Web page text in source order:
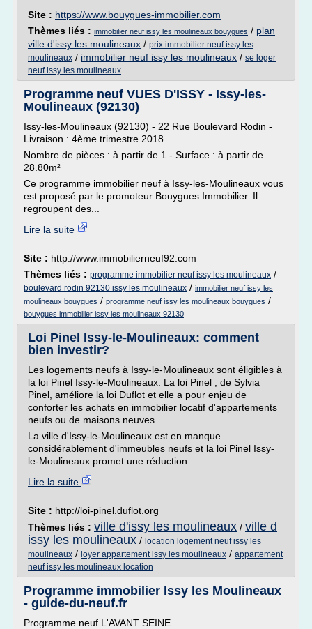
Site : https://www.bouygues-immobilier.com
Thèmes liés : immobilier neuf issy les moulineaux bouygues / plan
ville d'issy les moulineaux / prix immobilier neuf issy les
moulineaux / immobilier neuf issy les moulineaux / se loger
neuf issy les moulineaux
Programme neuf VUES D'ISSY - Issy-les-
Moulineaux (92130)
Issy-les-Moulineaux (92130) - 22 Rue Boulevard Rodin -
Livraison : 4ème trimestre 2018
Nombre de pièces : à partir de 1 - Surface : à partir de
28.80m²
Ce programme immobilier neuf à Issy-les-Moulineaux vous
est proposé par le promoteur Bouygues Immobilier. Il
regroupent des...
Lire la suite
Site : http://www.immobilierneuf92.com
Thèmes liés : programme immobilier neuf issy les moulineaux /
boulevard rodin 92130 issy les moulineaux / immobilier neuf issy les
moulineaux bouygues / programme neuf issy les moulineaux bouygues /
bouygues immobilier issy les moulineaux 92130
Loi Pinel Issy-le-Moulineaux: comment
bien investir?
Les logements neufs à Issy-le-Moulineaux sont éligibles à
la loi Pinel Issy-le-Moulineaux. La loi Pinel , de Sylvia
Pinel, améliore la loi Duflot et elle a pour enjeu de
conforter les achats en immobilier locatif d'appartements
neufs ou de maisons neuves.
La ville d'Issy-le-Moulineaux est en manque
considérablement d'immeubles neufs et la loi Pinel Issy-
le-Moulineaux promet une réduction...
Lire la suite
Site : http://loi-pinel.duflot.org
Thèmes liés : ville d'issy les moulineaux / ville d
issy les moulineaux / location logement neuf issy les
moulineaux / loyer appartement issy les moulineaux / appartement
neuf issy les moulineaux location
Programme immobilier Issy les Moulineaux
- guide-du-neuf.fr
Programme neuf L'AVANT SEINE